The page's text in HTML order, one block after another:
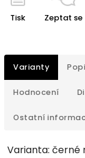
Tisk Zeptat se
Varianty
Hodnocení
Ostatní
Varianta: